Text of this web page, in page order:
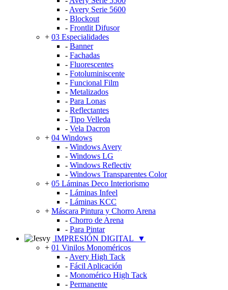
- Avery Serie 5600
- Blockout
- Frontlit Difusor
+ 03 Especialidades
- Banner
- Fachadas
- Fluorescentes
- Fotoluminiscente
- Funcional Film
- Metalizados
- Para Lonas
- Reflectantes
- Tipo Velleda
- Vela Dacron
+ 04 Windows
- Windows Avery
- Windows LG
- Windows Reflectiv
- Windows Transparentes Color
+ 05 Láminas Deco Interiorismo
- Láminas Infeel
- Láminas KCC
+ Máscara Pintura y Chorro Arena
- Chorro de Arena
- Para Pintar
IMPRESIÓN DIGITAL
▼
+ 01 Vinilos Monoméricos
- Avery High Tack
- Fácil Aplicación
- Monomérico High Tack
- Permanente